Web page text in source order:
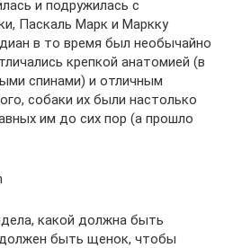
и подружилась с
Паскаль Марк и Маркку
в то время был необычайно
крепкой анатомией (в
спинами) и отличным
собаки их были настолько
им до сих пор (а прошло
какой должна быть
быть щенок, чтобы